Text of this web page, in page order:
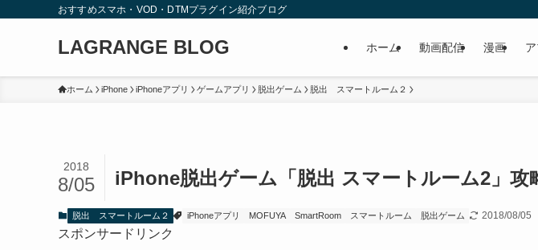
おすすめスマホ・VOD・DTMプラグイン紹介ブログ
LAGRANGE BLOG ホーム 動画配信 漫画
ホーム iPhone iPhoneアプリ ゲームアプリ 脱出ゲーム 脱出 スマートルーム２
iPhone脱出ゲーム「脱出 スマートルーム2」攻
2018
8/05
脱出 スマートルーム２ iPhoneアプリ MOFUYA SmartRoom スマートルーム 脱出ゲーム 2018/08/05
スポンサードリンク